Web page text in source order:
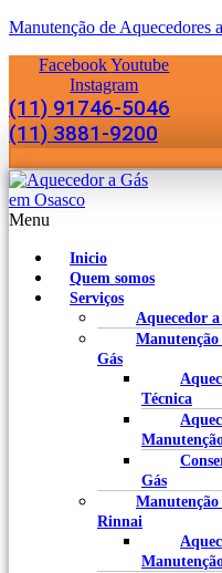
Manutenção de Aquecedores
FacebookYoutube
Instagram
(11) 91746-5046
(11) 3881-9200
Menu
Inicio
Quem somos
Serviços
Aquecedor a
Manutenção
Gás
Técnica
Gás
Manutenção
Rinnai